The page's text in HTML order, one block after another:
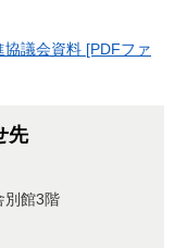
議会資料 [PDFファ
先
館3階